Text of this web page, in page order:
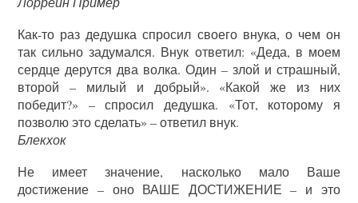
Как-то раз дедушка спросил своего внука, о чем он
так сильно задумался. Внук ответил: «Деда, в моем
сердце дерутся два волка. Один – злой и страшный,
второй – милый и добрый». «Какой же из них
победит?» – спросил дедушка. «Тот, которому я
позволю это сделать» – ответил внук.
Блекхок
Не имеет значение, насколько мало Ваше
достижение – оно ВАШЕ ДОСТИЖЕНИЕ – и это